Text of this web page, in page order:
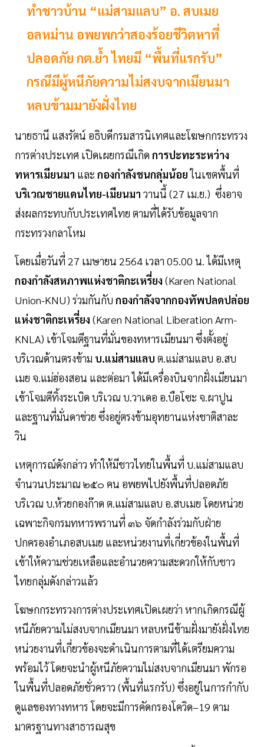
ทำชาวบ้าน “แม่สามแลบ” อ. สบเมย
อลหม่าน อพยพกว่าสองร้อยชีวิตหาที่
ปลอดภัย กต.ย้ำ ไทยมี “พื้นที่แรกรับ”
กรณีมีผู้หนีภัยความไม่สงบจากเมียนมา
หลบข้ามมายังฝั่งไทย
นายธานี แสงรัตน์ อธิบดีกรมสารนิเทศและโฆษกกระทรวง
การต่างประเทศ เปิดเผยกรณีเกิด การปะทะระหว่าง
ทหารเมียนมา และ กองกำลังชนกลุ่มน้อยในเขตพื้นที่
บริเวณชายแดนไทย-เมียนมา วานนี้ (27 เม.ย.) ซึ่งอาจ
ส่งผลกระทบกับประเทศไทย ตามที่ได้รับข้อมูลจาก
กระทรวงกลาโหม
โดยเมื่อวันที่ 27 เมษายน 2564 เวลา 05.00 น. ได้มีเหตุ
กองกำลังสหภาพแห่งชาติกะเหรี่ยง (Karen National
Union-KNU) ร่วมกันกับ กองกำลังจากกองทัพปลดปล่อย
แห่งชาติกะเหรี่ยง (Karen National Liberation Arm-
KNLA) เข้าโจมตีฐานที่มั่นของทหารเมียนมา ซึ่งตั้งอยู่
บริเวณด้านตรงข้าม บ.แม่สามแลบ ต.แม่สามแลบ อ.สบ
เมย จ.แม่ฮ่องสอน และต่อมา ได้มีเครื่องบินจากฝั่งเมียนมา
เข้าโจมตีทิ้งระเบิด บริเวณ บ.วาเดอ อ.บือโซะ จ.ผาปูน
และฐานที่มั่นดาข่วย ซึ่งอยู่ตรงข้ามอุทยานแห่งชาติสาละ
วิน
เหตุการณ์ดังกล่าว ทำให้มีชาวไทยในพื้นที่ บ.แม่สามแลบ
จำนวนประมาณ ๒๕๐ คน อพยพไปยังพื้นที่ปลอดภัย
บริเวณ บ.ห้วยกองก๊าด ต.แม่สามแลบ อ.สบเมย โดยหน่วย
เฉพาะกิจกรมทหารพรานที่ ๓๖ จัดกำลังร่วมกับฝ่าย
ปกครองอำเภอสบเมย และหน่วยงานที่เกี่ยวข้องในพื้นที่
เข้าให้ความช่วยเหลือและอำนวยความสะดวกให้กับชาว
ไทยกลุ่มดังกล่าวแล้ว
โฆษกกระทรวงการต่างประเทศเปิดเผยว่า หากเกิดกรณีผู้
หนีภัยความไม่สงบจากเมียนมา หลบหนีข้ามฝั่งมายังฝั่งไทย
หน่วยงานที่เกี่ยวข้องจะดำเนินการตามที่ได้เตรียมความ
พร้อมไว้ โดยจะนำผู้หนีภัยความไม่สงบจากเมียนมา พักรอ
ในพื้นที่ปลอดภัยชั่วคราว (พื้นที่แรกรับ) ซึ่งอยู่ในการกำกับ
ดูแลของทางทหาร โดยจะมีการคัดกรองโควิด–19 ตาม
มาตรฐานทางสาธารณสุข